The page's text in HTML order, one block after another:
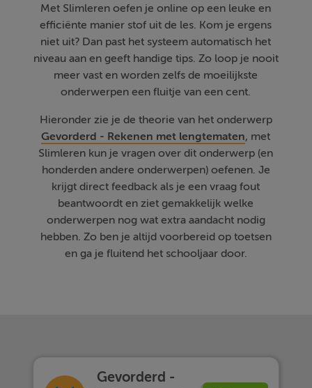
Met Slimleren oefen je online op een leuke en
efficiënte manier stof uit de les. Kom je ergens
niet uit? Dan past het systeem automatisch het
niveau aan en geeft handige tips. Zo loop je nooit
meer vast en worden zelfs de moeilijkste
onderwerpen een fluitje van een cent.
Hieronder zie je de theorie van het onderwerp
Gevorderd - Rekenen met lengtematen, met
Slimleren kun je vragen over dit onderwerp (en
honderden andere onderwerpen) oefenen. Je
krijgt direct feedback als je een vraag fout
beantwoordt en ziet gemakkelijk welke
onderwerpen nog wat extra aandacht nodig
hebben. Zo ben je altijd voorbereid op toetsen
en ga je fluitend het schooljaar door.
Gevorderd -